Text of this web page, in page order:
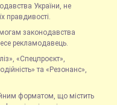
України, не
правдивості.
законодавства
рекламодавець.
«Спецпроєкт»,
та «Резонанс»,
форматом, що містить